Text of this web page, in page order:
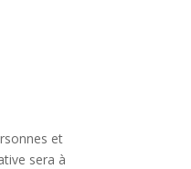
et
sera à